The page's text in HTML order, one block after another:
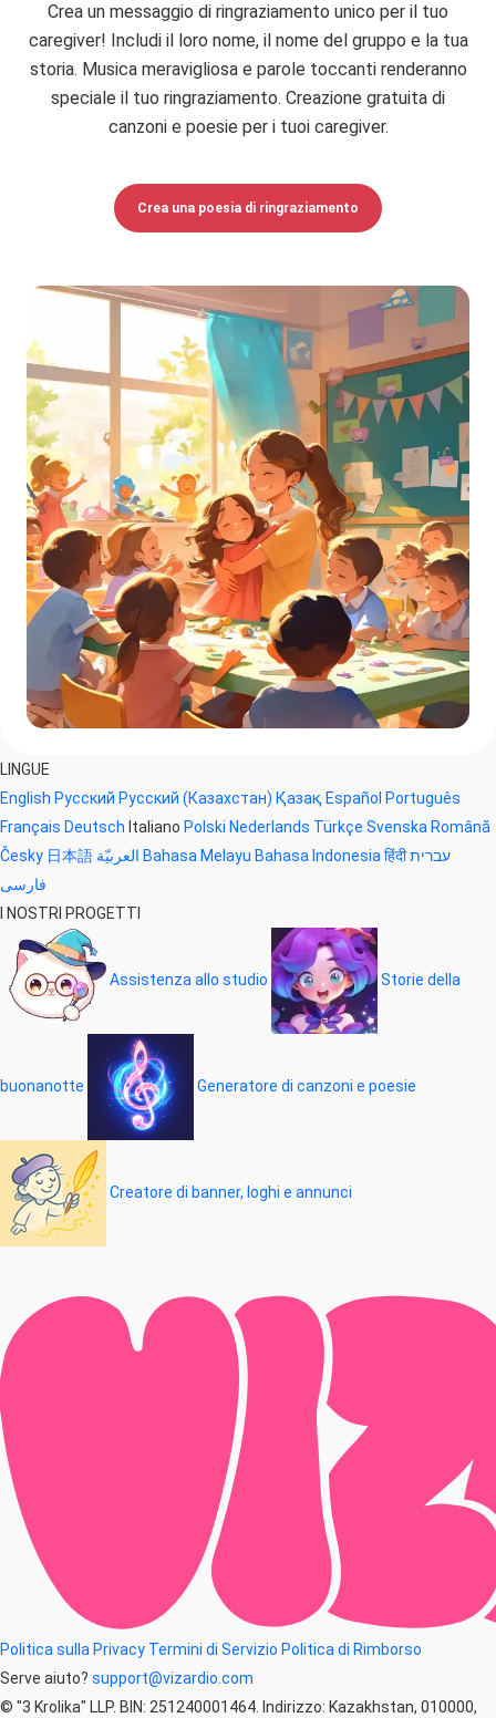
Crea un messaggio di ringraziamento unico per il tuo
caregiver! Includi il loro nome, il nome del gruppo e la tua
storia. Musica meravigliosa e parole toccanti renderanno
speciale il tuo ringraziamento. Creazione gratuita di
canzoni e poesie per i tuoi caregiver.
Crea una poesia di ringraziamento
LINGUE
English Русский Русский (Казахстан) Қазақ Español Português
Français Deutsch Italiano Polski Nederlands Türkçe Svenska Română
Česky 日本語 Bahasa Melayu Bahasa Indonesia हिंदीעברית
فارسی
I NOSTRI PROGETTI
Assistenza allo studio Storie della
buonanotte Generatore di canzoni e poesie
Creatore di banner, loghi e annunci
Politica sulla Privacy Termini di Servizio Politica di Rimborso
Serve aiuto? support@vizardio.com
© "3 Krolika" LLP. BIN: 251240001464. Indirizzo: Kazakhstan, 010000,